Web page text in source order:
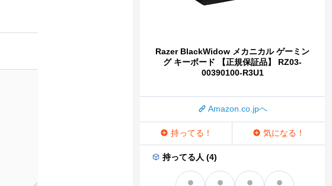
Razer BlackWidow メカニカル ゲーミン
グ キーボード 【正規保証品】 RZ03-
00390100-R3U1
Amazon.co.jpへ
持ってる！ 気になる！
持ってる人 (4)